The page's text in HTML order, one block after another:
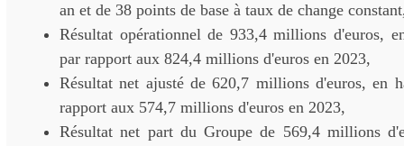
an et de 38 points de base à taux de change
Résultat opérationnel de 933,4 millions d'euros,
par rapport aux 824,4 millions d'euros en 2023,
Résultat net ajusté de 620,7 millions d'euros, en
rapport aux 574,7 millions d'euros en 2023,
Résultat net part du Groupe de 569,4 millions